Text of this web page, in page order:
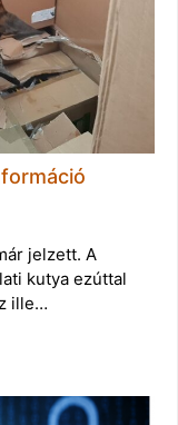
jelzett. A
kutya ezúttal
ille…